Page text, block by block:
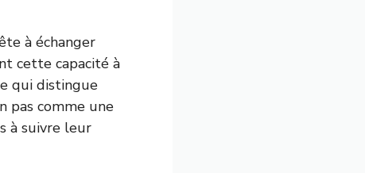
à échanger
cette capacité à
qui distingue
pas comme une
à suivre leur